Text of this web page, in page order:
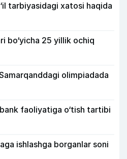
tarbiyasidagi xatosi haqida
bo‘yicha 25 yillik ochiq
olimpiadada
faoliyatiga o‘tish tartibi
ishlashga borganlar soni